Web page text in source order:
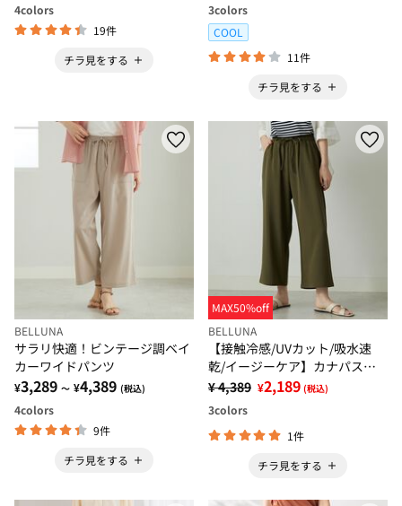
4colors
19件
チラ見をする
3colors
COOL
11件
チラ見をする
BELLUNA
サラリ快適！ビンテージ調ベイ
カーワイドパンツ
¥3,289 ～ ¥4,389 (税込)
4colors
9件
チラ見をする
MAX50%off
BELLUNA
【接触冷感/UVカット/吸水速
乾/イージーケア】カナパスト
レッチ素材ワイドパンツ
¥ 4,389 ¥2,189 (税込)
3colors
1件
チラ見をする